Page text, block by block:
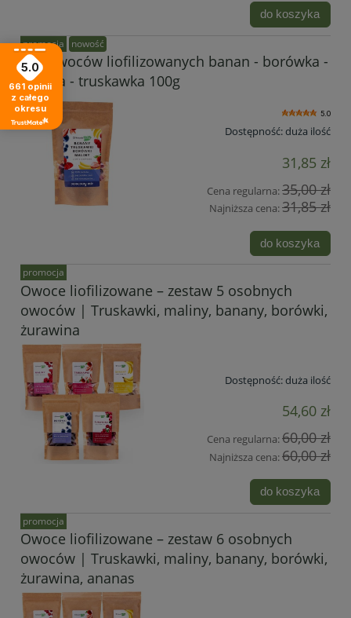
do koszyka
Mix owoców liofilizowanych banan - borówka -
malina - truskawka 100g
5.0
Dostępność:duża ilość
31,85 zł
Cena regularna:35,00 zł
Najniższa cena:31,85 zł
do koszyka
promocja nowość
Owoce liofilizowane – zestaw 5 osobnych
owoców | Truskawki, maliny, banany, borówki,
żurawina
Dostępność:duża ilość
54,60 zł
Cena regularna:60,00 zł
Najniższa cena:60,00 zł
do koszyka
promocja
Owoce liofilizowane – zestaw 6 osobnych
owoców | Truskawki, maliny, banany, borówki,
żurawina, ananas
promocja
5.0
661 opinii
z całego
okresu